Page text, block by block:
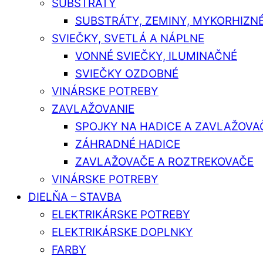
SUBSTRÁTY
SUBSTRÁTY, ZEMINY,
SVIEČKY, SVETLÁ A NÁPLNE
VONNÉ SVIEČKY, ILUMINAČNÉ
SVIEČKY OZDOBNÉ
VINÁRSKE POTREBY
ZAVLAŽOVANIE
SPOJKY NA HADICE A
ZÁHRADNÉ HADICE
ZAVLAŽOVAČE A ROZTREKOVAČE
VINÁRSKE POTREBY
DIELŇA – STAVBA
ELEKTRIKÁRSKE POTREBY
ELEKTRIKÁRSKE DOPLNKY
FARBY